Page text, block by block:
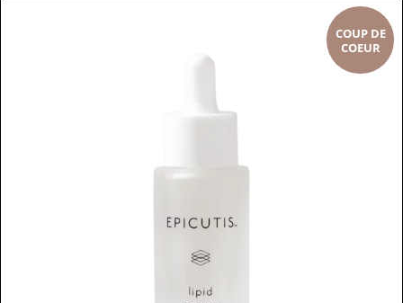
COUP DE
COEUR